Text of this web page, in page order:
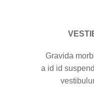
Gravida
a id id